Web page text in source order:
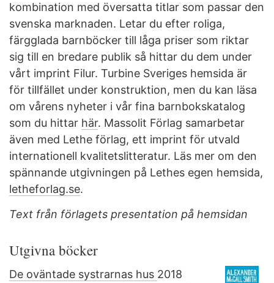
kombination med översatta titlar som passar den
svenska marknaden. Letar du efter roliga,
färgglada barnböcker till låga priser som riktar
sig till en bredare publik så hittar du dem under
vårt imprint Filur. Turbine Sveriges hemsida är
för tillfället under konstruktion, men du kan läsa
om vårens nyheter i vår fina barnbokskatalog
som du hittar här. Massolit Förlag samarbetar
även med Lethe förlag, ett imprint för utvald
internationell kvalitetslitteratur. Läs mer om den
spännande utgivningen på Lethes egen hemsida,
letheforlag.se.
Text från förlagets presentation på hemsidan
Utgivna böcker
De oväntade systrarnas hus 2018